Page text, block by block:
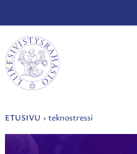
ETUSIVU › teknostressi